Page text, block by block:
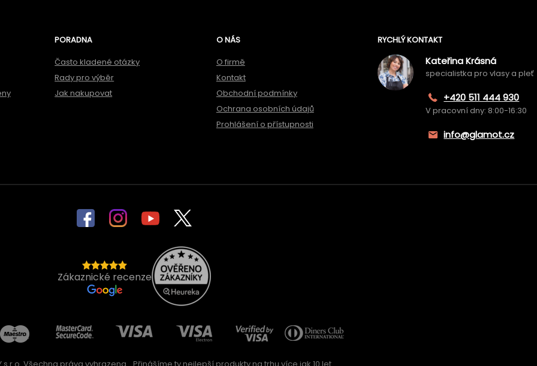
PORADNA
Často kladené otázky
Rady pro výběr
Jak nakupovat
O NÁS
O firmě
Kontakt
Obchodní podmínky
Ochrana osobních údajů
Prohlášení o přístupnosti
RYCHLÝ KONTAKT
Kateřina Krásná
specialistka pro vlasy a pleť
+420 511 444 930
V pracovní dny: 8:00-16:30
info@glamot.cz
Zákaznické recenze